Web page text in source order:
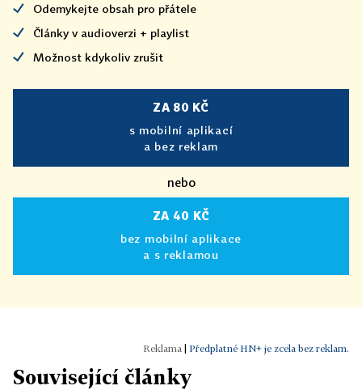
Odemykejte obsah pro přátele
Články v audioverzi + playlist
Možnost kdykoliv zrušit
ZA 80 KČ
s mobilní aplikací
a bez reklam
nebo
ZA 40 KČ
bez mobilní aplikace
a s reklamou
Předplatné HN+ je zcela bez reklam.
Související články